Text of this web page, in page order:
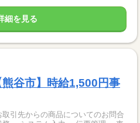
細を見る
谷市】時給1,500円事
引先からの商品についてのお問合